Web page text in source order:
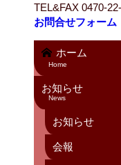
b
o
o
k
TEL&FAX 0470-
お問合せフォーム
ホーム
Home
お知らせ
News
お知らせ
会報